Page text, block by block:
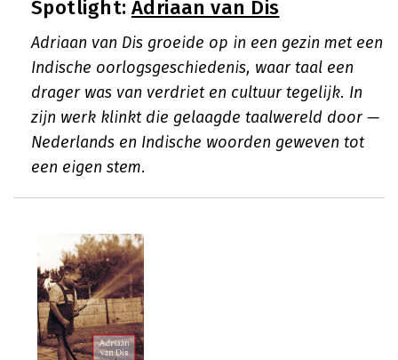
Spotlight: Adriaan van Dis
Adriaan van Dis groeide op in een gezin met een
Indische oorlogsgeschiedenis, waar taal een
drager was van verdriet en cultuur tegelijk. In
zijn werk klinkt die gelaagde taalwereld door —
Nederlands en Indische woorden geweven tot
een eigen stem.